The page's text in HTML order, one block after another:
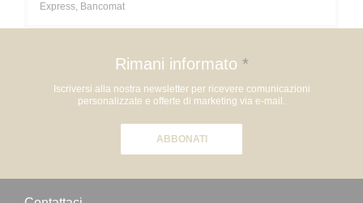
Express, Bancomat
Rimani informato *
Iscriversi alla nostra newsletter per ricevere comunicazioni
personalizzate e offerte di marketing via e-mail.
ABBONATI